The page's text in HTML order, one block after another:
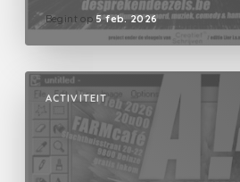
Begint op 5 feb. 2026
ACTIVITEIT